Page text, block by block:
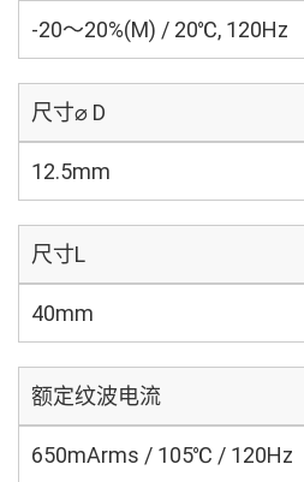
-20～20%(M) / 20℃, 120Hz
尺寸⌀ D
12.5mm
尺寸L
40mm
额定纹波电流
650mArms / 105℃ / 120Hz